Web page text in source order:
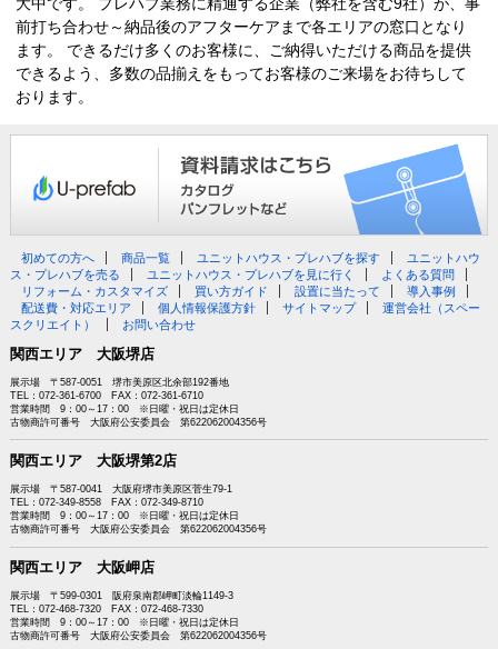
前打ち合わせ～納品後のアフターケアまで各エリアの窓口となり
ます。 できるだけ多くのお客様に、ご納得いただける商品を提供
できるよう、多数の品揃えをもってお客様のご来場をお待ちして
おります。
初めての方へ 商品一覧 ユニットハウス・プレハブを探す
ユニットハウ
ス・プレハブを売る
ユニットハウス・プレハブを見に行く
よくある質問
リフォーム・カスタマイズ
買い方ガイド 設置に当たって
導入事例
配送費・対応エリア
個人情報保護方針 サイトマップ
運営会社（スペー
スクリエイト）
お問い合わせ
関西エリア 大阪堺店
展示場 〒587-0051 堺市美原区北余部192番地
TEL：072-361-6700 FAX：072-361-6710
営業時間 9：00～17：00 ※日曜・祝日は定休日
古物商許可番号 大阪府公安委員会 第622062004356号
関西エリア 大阪堺第2店
展示場 〒587-0041 大阪府堺市美原区菅生79-1
TEL：072-349-8558 FAX：072-349-8710
営業時間 9：00～17：00 ※日曜・祝日は定休日
古物商許可番号 大阪府公安委員会 第622062004356号
関西エリア 大阪岬店
展示場 〒599-0301 阪府泉南郡岬町淡輪1149-3
TEL：072-468-7320 FAX：072-468-7330
営業時間 9：00～17：00 ※日曜・祝日は定休日
古物商許可番号 大阪府公安委員会 第622062004356号